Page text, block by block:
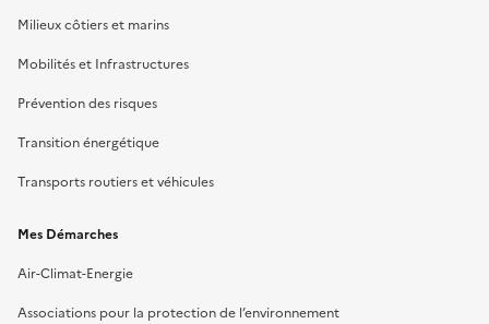
Milieux côtiers et marins
Mobilités et Infrastructures
Prévention des risques
Transition énergétique
Transports routiers et véhicules
Mes Démarches
Air-Climat-Energie
Associations pour la protection de l’environnement